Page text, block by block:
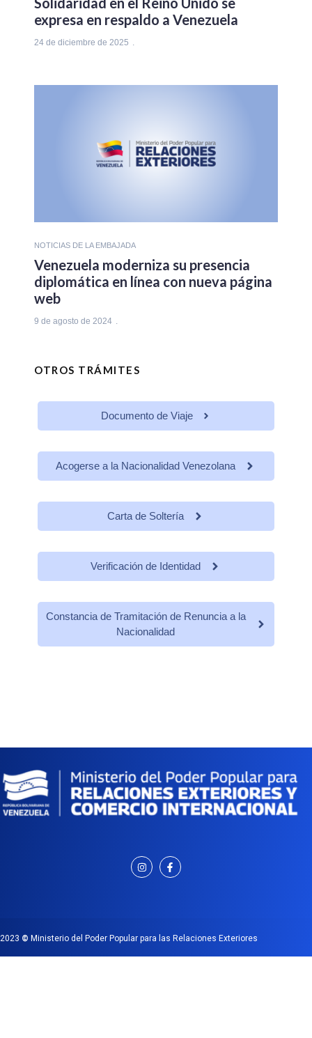
expresa en respaldo a Venezuela
24 de diciembre de 2025
NOTICIAS DE LA EMBAJADA
Venezuela moderniza su presencia
diplomática en línea con nueva página
web
9 de agosto de 2024
OTROS TRÁMITES
Documento de Viaje
Acogerse a la Nacionalidad Venezolana
Carta de Soltería
Verificación de Identidad
Constancia de Tramitación de Renuncia a la
Nacionalidad
2023 © Ministerio del Poder Popular para las Relaciones Exteriores